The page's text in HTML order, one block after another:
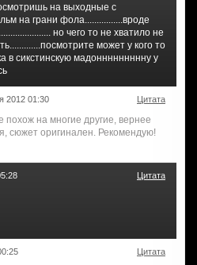
на выходные с
на грани фола................вроде
но чего то не хватило не
может у кого то
в сикстинскую мадоннннннннну у
2012 01:30 Цитата
на многие другие, вернее
сюжет оригинален. Рекомендую!
Цитата
Цитата